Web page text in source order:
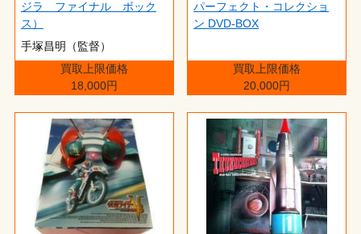
ジラ ファイナル ボック
ス）
手塚昌明（監督）
買取上限価格
18,000円
パーフェクト・コレクショ
ン DVD-BOX
買取上限価格
20,000円